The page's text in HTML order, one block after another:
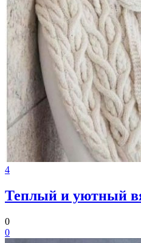
4
Теплый и уютный
0
0